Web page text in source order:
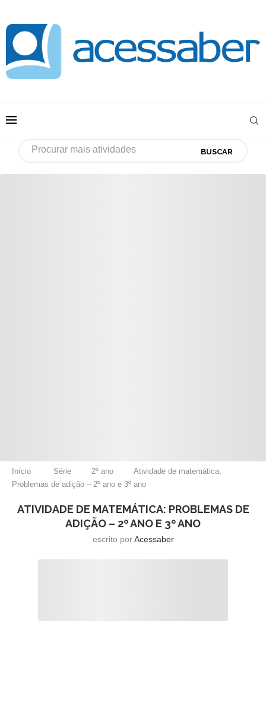
BUSCAR
Início Série 2º ano
Atividade de matemática:
Problemas de adição – 2º ano e 3º ano
ATIVIDADE DE MATEMÁTICA: PROBLEMAS DE
ADIÇÃO – 2º ANO E 3º ANO
escrito porAcessaber